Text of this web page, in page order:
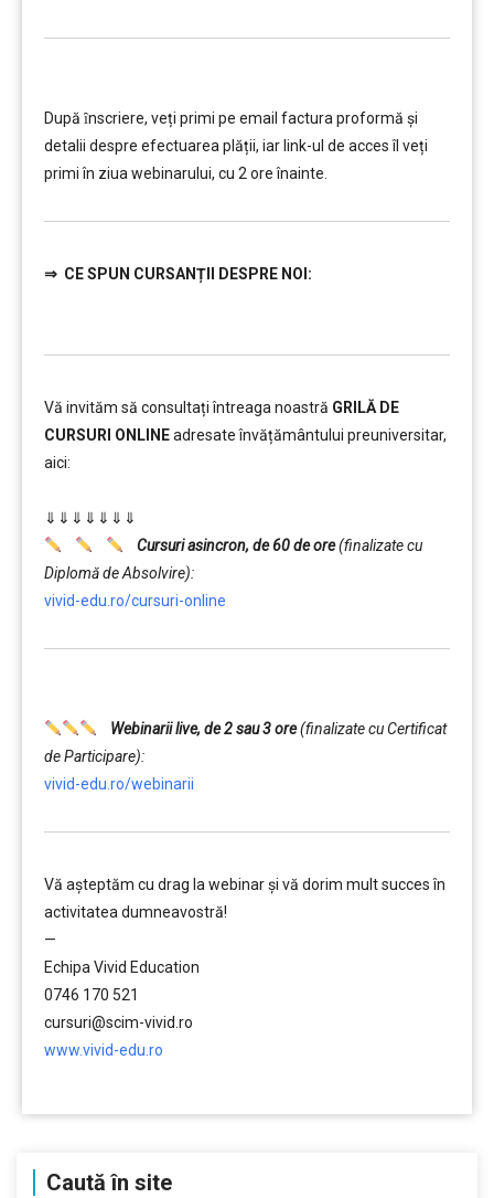
După ȋnscriere, veți primi pe email factura proformă și
detalii despre efectuarea plății, iar link-ul de acces îl veți
primi în ziua webinarului, cu 2 ore înainte.
⇒ CE SPUN CURSANȚII DESPRE NOI:
Vă invităm să consultați întreaga noastră GRILĂ DE
CURSURI ONLINEadresate învățământului preuniversitar,
aici:
⇓⇓⇓⇓⇓⇓⇓
Cursuri asincron, de 60 de ore(finalizate cu
Diplomă de Absolvire):
vivid-edu.ro/cursuri-online
Webinarii live, de 2 sau 3 ore(finalizate cu Certificat
de Participare):
vivid-edu.ro/webinarii
Vă aşteptăm cu drag la webinar şi vă dorim mult succes în
activitatea dumneavostră!
—
Echipa Vivid Education
0746 170 521
cursuri@scim-vivid.ro
www.vivid-edu.ro
Caută în site